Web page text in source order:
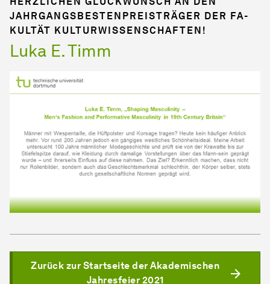
JAHRGANGSBESTENPREISTRÄGER DER FA­
KUL­TÄT KULTURWISSENSCHAFTEN!
Luka E. Timm
Zurück zur Startseite der Akademischen
Jahresfeier 2021